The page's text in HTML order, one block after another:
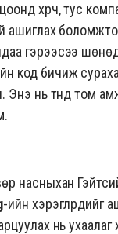
хүрч, тус
ашиглах
гэрээсээ
код бичиж
нь түүнд том
насныхан
-ийн
нь